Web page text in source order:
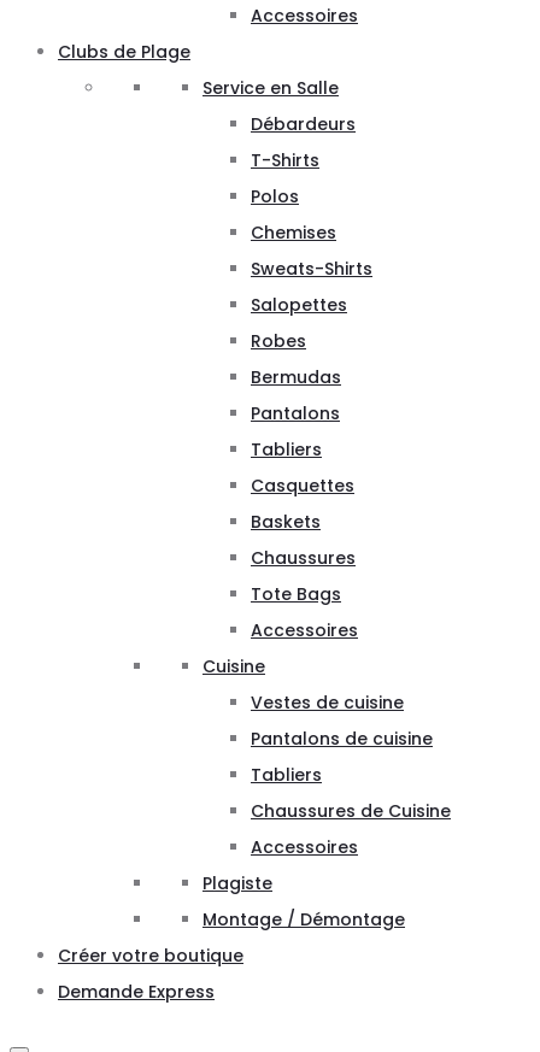
Accessoires
Clubs de Plage
Service en Salle
Débardeurs
T-Shirts
Polos
Chemises
Sweats-Shirts
Salopettes
Robes
Bermudas
Pantalons
Tabliers
Casquettes
Baskets
Chaussures
Tote Bags
Accessoires
Cuisine
Vestes de cuisine
Pantalons de cuisine
Tabliers
Chaussures de Cuisine
Accessoires
Plagiste
Montage / Démontage
Créer votre boutique
Demande Express